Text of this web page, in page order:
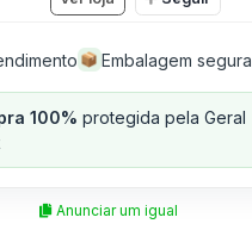
📦 Embalagem segura
100% protegida pela Geral
Anunciar um igual